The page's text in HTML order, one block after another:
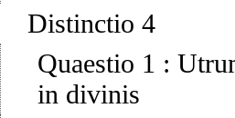
Distinctio 4
Quaestio 1 :
in divinis